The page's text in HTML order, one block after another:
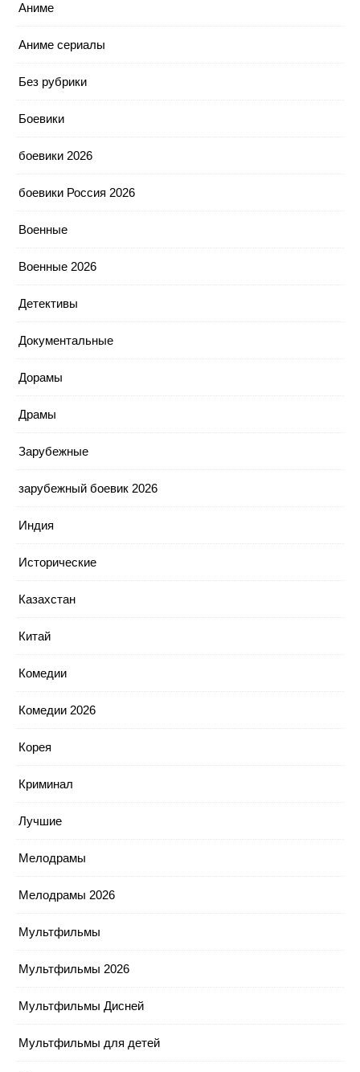
Аниме
Аниме сериалы
Без рубрики
Боевики
боевики 2026
боевики Россия 2026
Военные
Военные 2026
Детективы
Документальные
Дорамы
Драмы
Зарубежные
зарубежный боевик 2026
Индия
Исторические
Казахстан
Китай
Комедии
Комедии 2026
Корея
Криминал
Лучшие
Мелодрамы
Мелодрамы 2026
Мультфильмы
Мультфильмы 2026
Мультфильмы Дисней
Мультфильмы для детей